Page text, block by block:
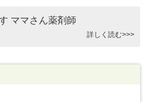
ママさん薬剤師
詳しく読む>>>